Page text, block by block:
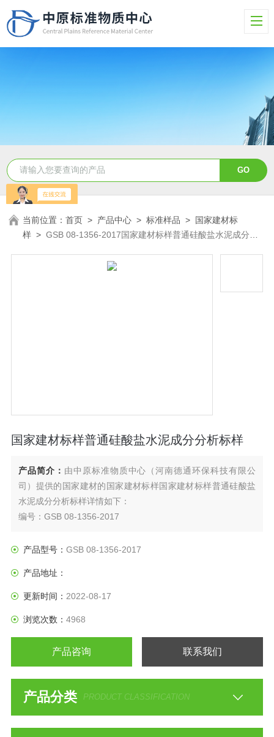
当前位置：首页 > 产品中心 >标准样品 > 国家建材标
样 >GSB 08-1356-2017国家建材标样普通硅酸盐水泥成分分
国家建材标样普通硅酸盐水泥成分分析标样
产品简介： 由中原标准物质中心（河南德通环保科技有限公
司）提供的国家建材的国家建材标样国家建材标样普通硅酸盐
水泥成分分析标样详情如下：
编号：GSB 08-1356-2017
规格：20g
产品型号： GSB 08-1356-2017
产品地址：
更新时间： 2022-08-17
浏览次数： 4968
产品咨询 联系我们
产品分类 PRODUCT CLASSIFICATION